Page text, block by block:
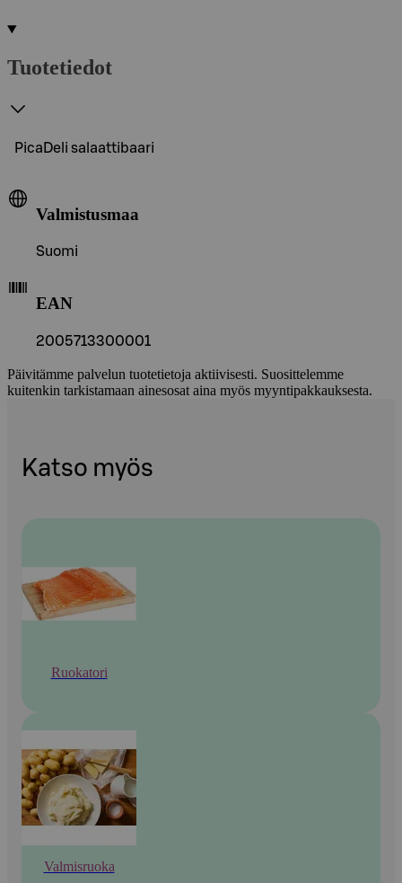
Tuotetiedot
PicaDeli salaattibaari
Valmistusmaa
Suomi
EAN
2005713300001
Päivitämme palvelun tuotetietoja aktiivisesti. Suosittelemme
kuitenkin tarkistamaan ainesosat aina myös myyntipakkauksesta.
Katso myös
Ruokatori
Valmisruoka